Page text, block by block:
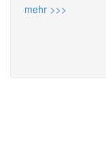
mehr >>>